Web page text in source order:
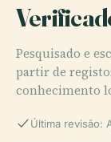
Pesquisado e
partir de
conhecimento
Última revisão: